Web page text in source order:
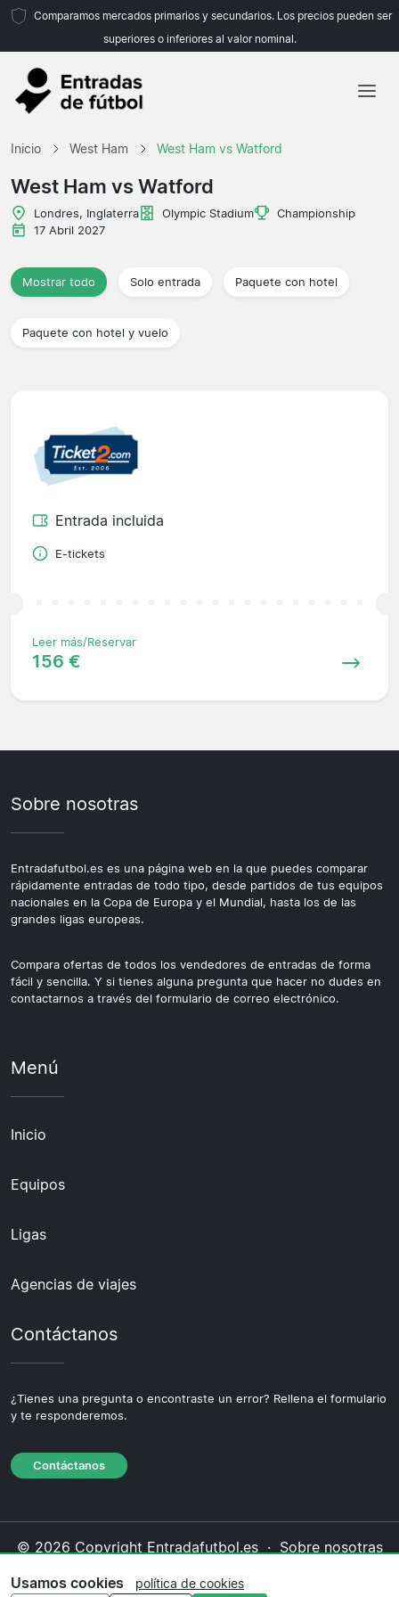
Comparamos mercados primarios y secundarios. Los precios pueden ser
superiores o inferiores al valor nominal.
Inicio West Ham West Ham vs Watford
West Ham vs Watford
Londres, Inglaterra Olympic Stadium
Championship
17 Abril 2027
Mostrar todo Solo entrada Paquete con hotel
Paquete con hotel y vuelo
Entrada incluida
E-tickets
Leer más/Reservar
156 €
Sobre nosotras
Entradafutbol.es es una página web en la que puedes comparar
rápidamente entradas de todo tipo, desde partidos de tus equipos
nacionales en la Copa de Europa y el Mundial, hasta los de las
grandes ligas europeas.
Compara ofertas de todos los vendedores de entradas de forma
fácil y sencilla. Y si tienes alguna pregunta que hacer no dudes en
contactarnos a través del formulario de correo electrónico.
Menú
Inicio
Equipos
Ligas
Agencias de viajes
Contáctanos
¿Tienes una pregunta o encontraste un error? Rellena el formulario
y te responderemos.
Contáctanos
© 2026 Copyright Entradafutbol.es · Sobre nosotras
cookies·Política editorial
Usamos cookies política de cookies